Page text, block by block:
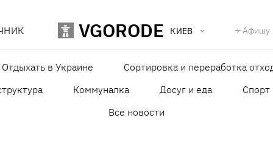
VGORODE КИЕВ Афишу
Отдыхать в Украине
Сортировка и переработка
Коммуналка Досуг и еда
Спорт
Все новости